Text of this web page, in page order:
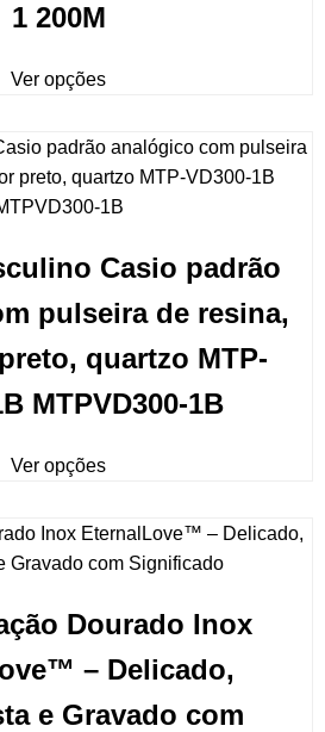
1 200M
Ver opções
Casio padrão
pulseira de resina,
quartzo MTP-
MTPVD300-1B
Ver opções
Dourado Inox
– Delicado,
e Gravado com